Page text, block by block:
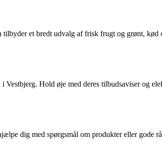
et bredt udvalg af frisk frugt og grønt,
Hold øje med deres tilbudsaviser og
dig med spørgsmål om produkter eller